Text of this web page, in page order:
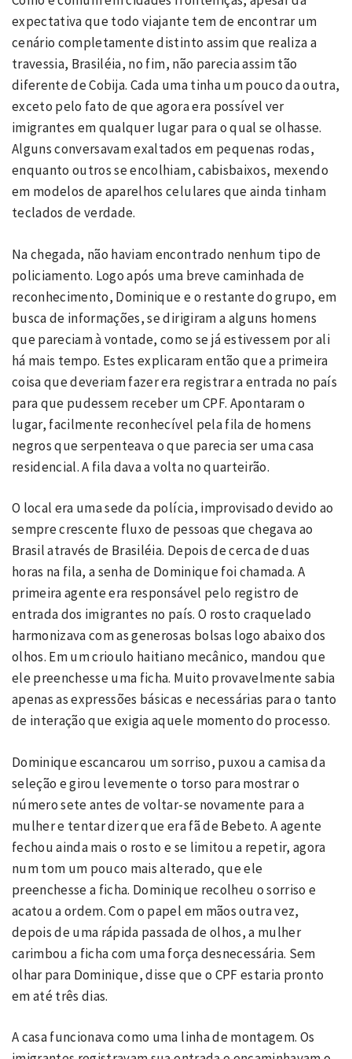
expectativa que todo viajante tem de encontrar um
cenário completamente distinto assim que realiza a
travessia, Brasiléia, no fim, não parecia assim tão
diferente de Cobija. Cada uma tinha um pouco da outra,
exceto pelo fato de que agora era possível ver
imigrantes em qualquer lugar para o qual se olhasse.
Alguns conversavam exaltados em pequenas rodas,
enquanto outros se encolhiam, cabisbaixos, mexendo
em modelos de aparelhos celulares que ainda tinham
teclados de verdade.
Na chegada, não haviam encontrado nenhum tipo de
policiamento. Logo após uma breve caminhada de
reconhecimento, Dominique e o restante do grupo, em
busca de informações, se dirigiram a alguns homens
que pareciam à vontade, como se já estivessem por ali
há mais tempo. Estes explicaram então que a primeira
coisa que deveriam fazer era registrar a entrada no país
para que pudessem receber um CPF. Apontaram o
lugar, facilmente reconhecível pela fila de homens
negros que serpenteava o que parecia ser uma casa
residencial. A fila dava a volta no quarteirão.
O local era uma sede da polícia, improvisado devido ao
sempre crescente fluxo de pessoas que chegava ao
Brasil através de Brasiléia. Depois de cerca de duas
horas na fila, a senha de Dominique foi chamada. A
primeira agente era responsável pelo registro de
entrada dos imigrantes no país. O rosto craquelado
harmonizava com as generosas bolsas logo abaixo dos
olhos. Em um crioulo haitiano mecânico, mandou que
ele preenchesse uma ficha. Muito provavelmente sabia
apenas as expressões básicas e necessárias para o tanto
de interação que exigia aquele momento do processo.
Dominique escancarou um sorriso, puxou a camisa da
seleção e girou levemente o torso para mostrar o
número sete antes de voltar-se novamente para a
mulher e tentar dizer que era fã de Bebeto. A agente
fechou ainda mais o rosto e se limitou a repetir, agora
num tom um pouco mais alterado, que ele
preenchesse a ficha. Dominique recolheu o sorriso e
acatou a ordem. Com o papel em mãos outra vez,
depois de uma rápida passada de olhos, a mulher
carimbou a ficha com uma força desnecessária. Sem
olhar para Dominique, disse que o CPF estaria pronto
em até três dias.
A casa funcionava como uma linha de montagem. Os